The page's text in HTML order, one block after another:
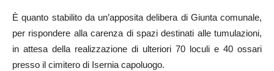
Ѐ quanto stabilito da un’apposita delibera di Giunta comunale,
per rispondere alla carenza di spazi destinati alle tumulazioni,
in attesa della realizzazione di ulteriori 70 loculi e 40 ossari
presso il cimitero di Isernia capoluogo.